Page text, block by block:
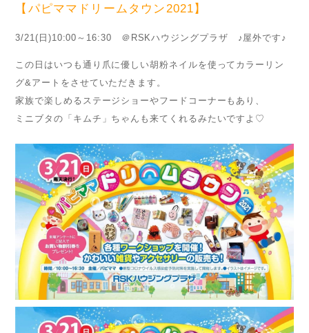
【 パピママドリームタウン2021 】
3/21(日)10:00～16:30 ＠RSKハウジングプラザ ♪屋外です♪
この日はいつも通り爪に優しい胡粉ネイルを使ってカラーリン
グ&アートをさせていただきます。
家族で楽しめるステージショーやフードコーナーもあり、
ミニブタの「キムチ」ちゃんも来てくれるみたいですよ♡